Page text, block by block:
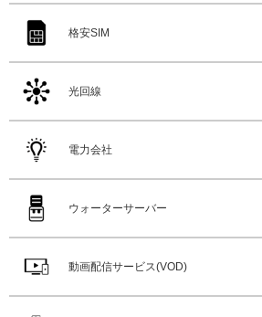
格安SIM
光回線
電力会社
ウォーターサーバー
動画配信サービス(VOD)